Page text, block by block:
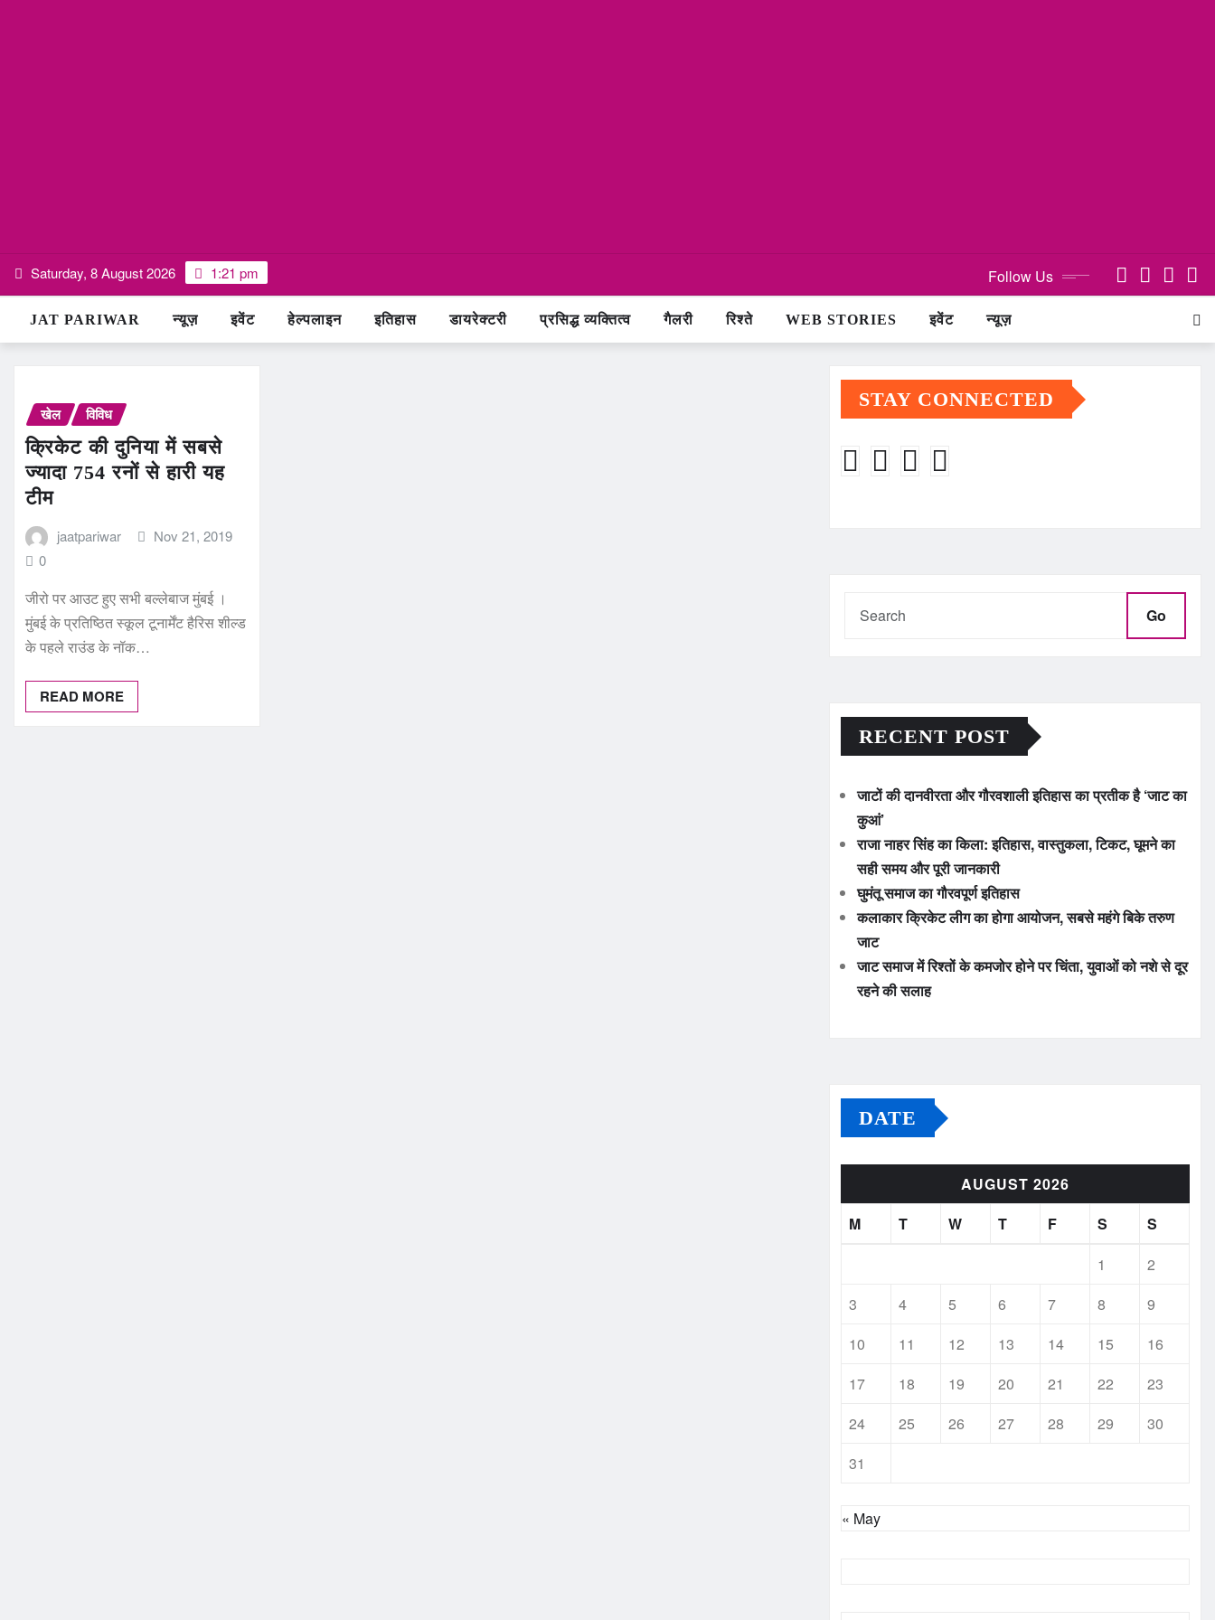
Skip
content
Saturday, 8 August 2026 1:21 pm Follow Us
JAT PARIWAR न्यूज़ इवेंट हेल्पलाइन इतिहास डायरेक्टरी प्रसिद्ध व्यक्तित्व गैलरी रिश्ते WEB STORIES इवेंट न्यूज़
खेल विविध
क्रिकेट की दुनिया में सबसे
ज्यादा 754 रनों से हारी यह
टीम
jaatpariwar
Nov 21, 2019
0
जीरो पर आउट हुए सभी बल्‍लेबाज मुंबई ।
मुंबई के प्रतिष्ठित स्कूल टूनार्मेंट हैरिस शील्ड
के पहले राउंड के नॉक…
READ MORE
STAY CONNECTED
Go
RECENT POST
जाटों की दानवीरता और गौरवशाली इतिहास का प्रतीक है ‘जाट का
कुआं’
राजा नाहर सिंह का किला: इतिहास, वास्तुकला, टिकट, घूमने का
सही समय और पूरी जानकारी
घुमंतू समाज का गौरवपूर्ण इतिहास
कलाकार क्रिकेट लीग का होगा आयोजन, सबसे महंगे बिके तरुण
जाट
जाट समाज में रिश्तों के कमजोर होने पर चिंता, युवाओं को नशे से दूर
रहने की सलाह
DATE
AUGUST 2026
M
T W T F S
S
1
2
3
4 5 6 7 8
9
10
11 12 13 14 15
16
17
18 19 20 21 22
23
24
25 26 27 28 29
30
31
« May